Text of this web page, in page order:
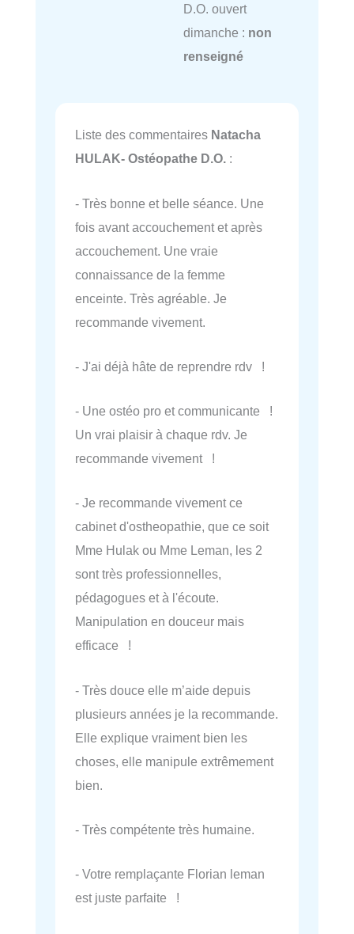
D.O. ouvert
dimanche : non
renseigné
Liste des commentaires Natacha
HULAK- Ostéopathe D.O. :
- Très bonne et belle séance. Une
fois avant accouchement et après
accouchement. Une vraie
connaissance de la femme
enceinte. Très agréable. Je
recommande vivement.
- J'ai déjà hâte de reprendre rdv !
- Une ostéo pro et communicante !
Un vrai plaisir à chaque rdv. Je
recommande vivement !
- Je recommande vivement ce
cabinet d'ostheopathie, que ce soit
Mme Hulak ou Mme Leman, les 2
sont très professionnelles,
pédagogues et à l'écoute.
Manipulation en douceur mais
efficace !
- Très douce elle m’aide depuis
plusieurs années je la recommande.
Elle explique vraiment bien les
choses, elle manipule extrêmement
bien.
- Très compétente très humaine.
- Votre remplaçante Florian leman
est juste parfaite !